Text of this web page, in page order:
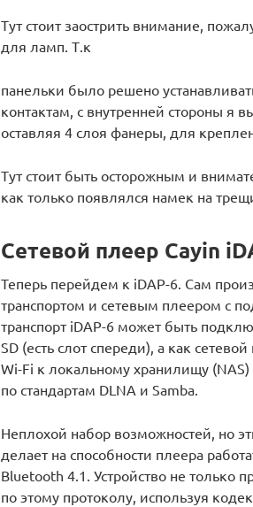
Тут стоит заострить внимание,
для ламп. Т.к
панельки было решено
контактам, с внутренней стороны я
оставляя 4 слоя фанеры, для
Тут стоит быть осторожным и
как только появлялся намек на
Сетевой плеер Cayin
Теперь перейдем к iDAP-6. Сам
транспортом и сетевым плеером с
транспорт iDAP-6 может быть
SD (есть слот спереди), а как
Wi-Fi к локальному хранилищу
по стандартам DLNA и Samba.
Неплохой набор возможностей, но
делает на способности плеера
Bluetooth 4.1. Устройство не только
по этому протоколу, используя